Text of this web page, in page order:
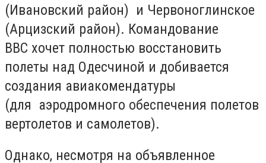
(Ивановский район) и Червоноглинское
(Арцизский район). Командование
ВВС хочет полностью восстановить
полеты над Одесчиной и добивается
создания авиакомендатуры
(для аэродромного обеспечения полетов
вертолетов и самолетов).
Однако, несмотря на объявленное